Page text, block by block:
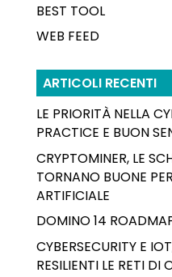
BEST TOOL
WEB FEED
ARTICOLI RECENTI
LE PRIORITÀ NELLA
PRACTICE E BUON
CRYPTOMINER, LE
TORNANO BUONE
ARTIFICIALE
DOMINO 14
CYBERSECURITY E
RESILIENTI LE RETI DI